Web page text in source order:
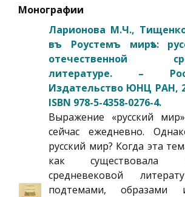
Монографии
Ларионова М.Ч.,
въ Роустемъ мирѣ»:
отечественной
литературе. –
Издательство ЮНЦ РАН,
ISBN 978-5-4358-0276-4.
Выражение «русский
сейчас ежедневно.
русский мир? Когда эта
как существовала
средневековой
подтемами, образами